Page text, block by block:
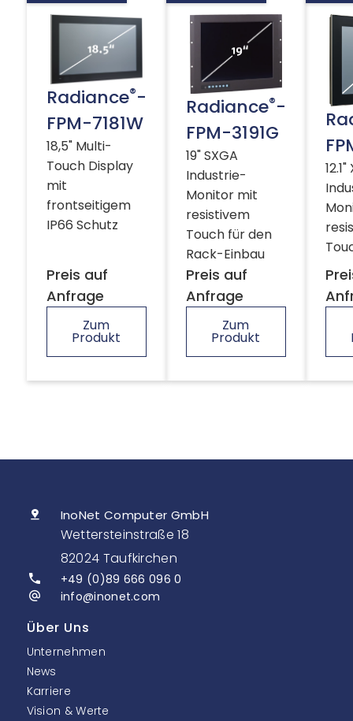
Radiance®-
FPM-7181W
18,5" Multi-
Touch Display
mit
frontseitigem
IP66 Schutz
Preis auf
Anfrage
Zum
Produkt
Radiance®-
FPM-3191G
19" SXGA
Industrie-
Monitor mit
resistivem
Touch für den
Rack-Einbau
Preis auf
Anfrage
Zum
Produkt
InoNet Computer GmbH
Wettersteinstraße 18
82024 Taufkirchen
+49 (0)89 666 096 0
info@inonet.com
Über Uns
Unternehmen
News
Karriere
Vision & Werte